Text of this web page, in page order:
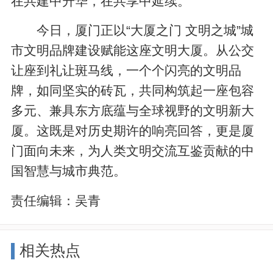
今日，厦门正以“大厦之门 文明之城”城
市文明品牌建设赋能这座文明大厦。从公交
让座到礼让斑马线，一个个闪亮的文明品
牌，如同坚实的砖瓦，共同构筑起一座包容
多元、兼具东方底蕴与全球视野的文明新大
厦。这既是对历史期许的响亮回答，更是厦
门面向未来，为人类文明交流互鉴贡献的中
国智慧与城市典范。
责任编辑： 吴青
相关热点